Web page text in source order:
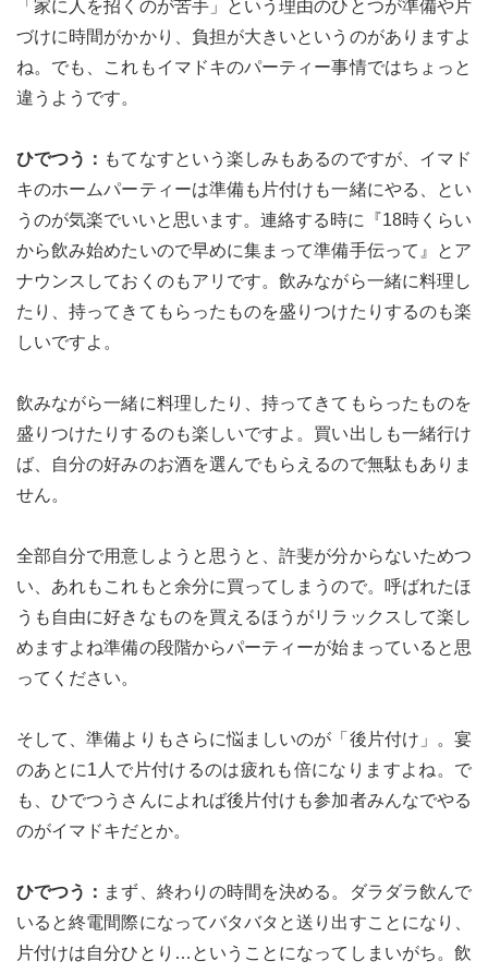
「家に人を招くのが苦手」という理由のひとつが準備や片
づけに時間がかかり、負担が大きいというのがありますよ
ね。でも、これもイマドキのパーティー事情ではちょっと
違うようです。
ひでつう： もてなすという楽しみもあるのですが、イマド
キのホームパーティーは準備も片付けも一緒にやる、とい
うのが気楽でいいと思います。連絡する時に『18時くらい
から飲み始めたいので早めに集まって準備手伝って』とア
ナウンスしておくのもアリです。飲みながら一緒に料理し
たり、持ってきてもらったものを盛りつけたりするのも楽
しいですよ。
飲みながら一緒に料理したり、持ってきてもらったものを
盛りつけたりするのも楽しいですよ。買い出しも一緒行け
ば、自分の好みのお酒を選んでもらえるので無駄もありま
せん。
全部自分で用意しようと思うと、許斐が分からないためつ
い、あれもこれもと余分に買ってしまうので。呼ばれたほ
うも自由に好きなものを買えるほうがリラックスして楽し
めますよね準備の段階からパーティーが始まっていると思
ってください。
そして、準備よりもさらに悩ましいのが「後片付け」。宴
のあとに1人で片付けるのは疲れも倍になりますよね。で
も、ひでつうさんによれば後片付けも参加者みんなでやる
のがイマドキだとか。
ひでつう： まず、終わりの時間を決める。ダラダラ飲んで
いると終電間際になってバタバタと送り出すことになり、
片付けは自分ひとり…ということになってしまいがち。飲